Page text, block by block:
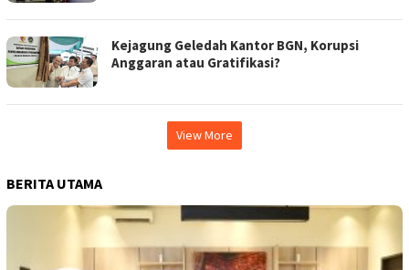
Kejagung Geledah Kantor BGN, Korupsi
Anggaran atau Gratifikasi?
View More
BERITA UTAMA